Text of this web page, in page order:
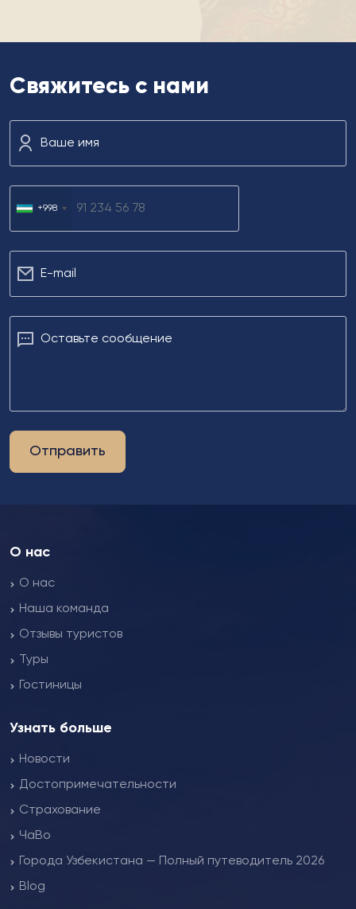
Свяжитесь с нами
Ваше имя
+998
Е-mail
Оставьте сообщение
Отправить
О нас
О нас
Наша команда
Отзывы туристов
Туры
Гостиницы
Узнать больше
Новости
Достопримечательности
Страхование
ЧаВо
Города Узбекистана — Полный путеводитель 2026
Blog